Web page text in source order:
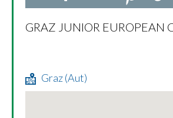
GRAZ JUNIOR EUROPEAN
Graz (Aut)